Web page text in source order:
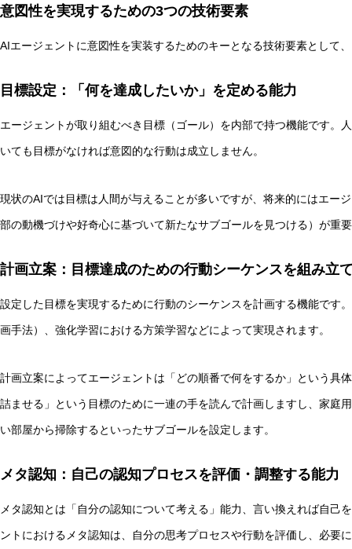
意図性を実現するための3つの技術要素
AIエージェントに意図性を実装するためのキーとなる技術要素として
目標設定：「何を達成したいか」を定める能力
エージェントが取り組むべき目標（ゴール）を内部で持つ機能です。
いても目標がなければ意図的な行動は成立しません。
現状のAIでは目標は人間が与えることが多いですが、将来的にはエー
部の動機づけや好奇心に基づいて新たなサブゴールを見つける）が重
計画立案：目標達成のための行動シーケンスを組み立
設定した目標を実現するために行動のシーケンスを計画する機能です
画手法）、強化学習における方策学習などによって実現されます。
計画立案によってエージェントは「どの順番で何をするか」という具
詰ませる」という目標のために一連の手を読んで計画しますし、家庭
い部屋から掃除するといったサブゴールを設定します。
メタ認知：自己の認知プロセスを評価・調整する能力
メタ認知とは「自分の認知について考える」能力、言い換えれば自己
ントにおけるメタ認知は、自分の思考プロセスや行動を評価し、必要